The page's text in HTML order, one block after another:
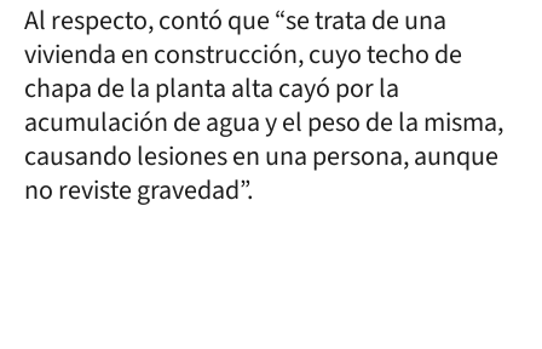
Al respecto, contó que “se trata de una
vivienda en construcción, cuyo techo de
chapa de la planta alta cayó por la
acumulación de agua y el peso de la misma,
causando lesiones en una persona, aunque
no reviste gravedad”.